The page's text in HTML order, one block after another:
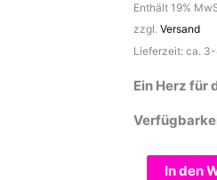
Enthält 19%
zzgl. Versand
Lieferzeit: ca.
Ein Herz für
OhrringeIn den